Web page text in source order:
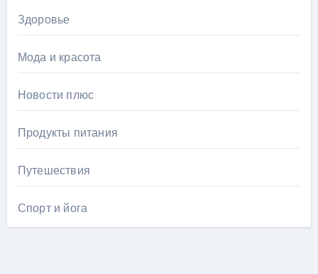
Здоровье
Мода и красота
Новости плюс
Продукты питания
Путешествия
Спорт и йога